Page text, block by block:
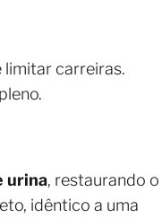
carreiras.
urina, restaurando o
idêntico a uma